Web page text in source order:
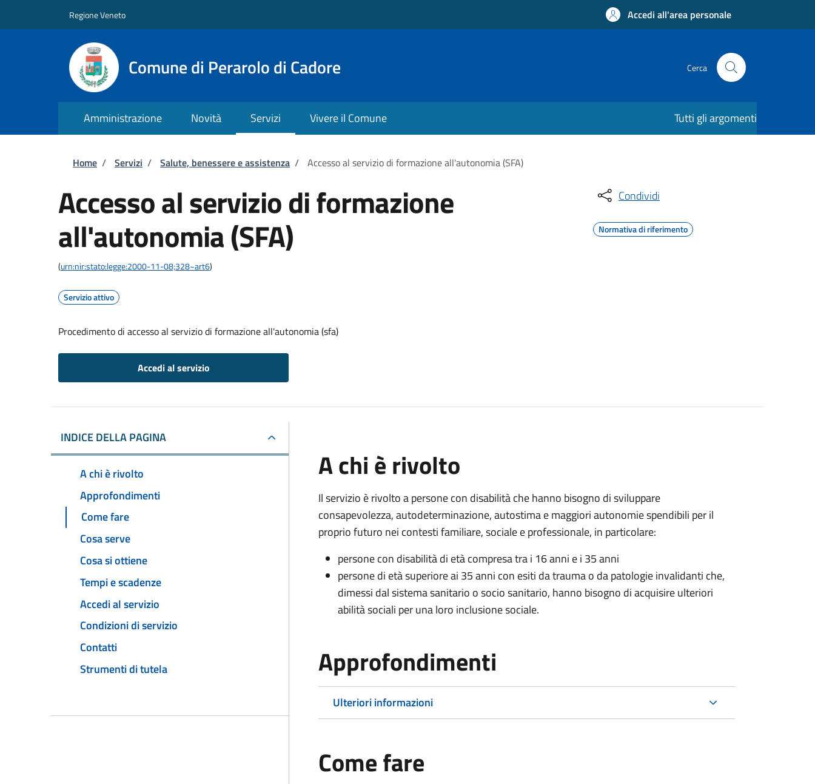
Regione Veneto Accedi all'area personale
Comune di Perarolo di Cadore Cerca
Amministrazione Novità Servizi Vivere il Comune Tutti gli argomenti
Briciole di pane
Home / Servizi / Salute, benessere e assistenza / Accesso al servizio di formazione all'autonomia (SFA)
Accesso al servizio di formazione
all'autonomia (SFA)
(urn:nir:stato:legge:2000-11-08;328~art6)
Servizio attivo
Procedimento di accesso al servizio di formazione all'autonomia (sfa)
Accedi al servizio
Condividi
Normativa di riferimento
INDICE DELLA PAGINA
A chi è rivolto
Approfondimenti
Come fare
Cosa serve
Cosa si ottiene
Tempi e scadenze
Accedi al servizio
Condizioni di servizio
Contatti
Strumenti di tutela
A chi è rivolto
Il servizio è rivolto a persone con disabilità che hanno bisogno di sviluppare
consapevolezza, autodeterminazione, autostima e maggiori autonomie spendibili per il
proprio futuro nei contesti familiare, sociale e professionale, in particolare:
persone con disabilità di età compresa tra i 16 anni e i 35 anni
persone di età superiore ai 35 anni con esiti da trauma o da patologie invalidanti che,
dimessi dal sistema sanitario o socio sanitario, hanno bisogno di acquisire ulteriori
abilità sociali per una loro inclusione sociale.
Approfondimenti
Ulteriori informazioni
Come fare